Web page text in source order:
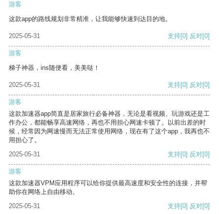
游客
这款app的路线规划非常精准，让我能够快速到达目的地。
2025-05-31 支持[0] 反对[0]
游客
梯子神器，ins随便看，美美哒！
2025-05-31 支持[0] 反对[0]
游客
这款加速器app简直是居家旅行必备神器，无论是看视频、玩游戏还是工
作办公，都能畅享高速网络，再也不用担心网速卡顿了。以前出差的时
候，经常因为网速慢而无法正常使用网络，现在有了这个app，我再也不
用担心了。
2025-05-31
支持[0] 反对[0]
游客
这款加速器VPM应用程序可以给你提供最高速度和安全性的连接，并帮
助你在网络上自由移动。
2025-05-31
支持[0] 反对[0]